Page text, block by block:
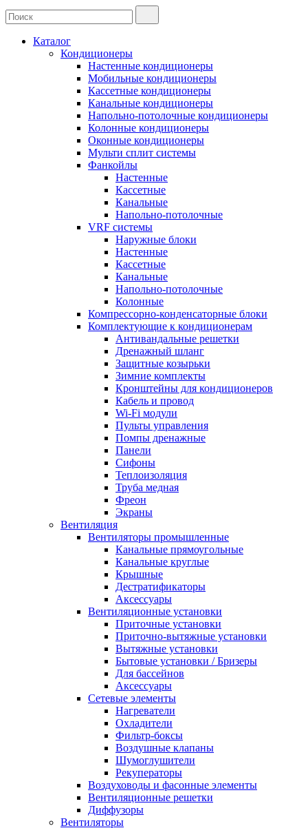
Каталог
Кондиционеры
Настенные кондиционеры
Мобильные кондиционеры
Кассетные кондиционеры
Канальные кондиционеры
Напольно-потолочные кондиционеры
Колонные кондиционеры
Оконные кондиционеры
Мульти сплит системы
Фанкойлы
Настенные
Кассетные
Канальные
Напольно-потолочные
VRF системы
Наружные блоки
Настенные
Кассетные
Канальные
Напольно-потолочные
Колонные
Компрессорно-конденсаторные блоки
Комплектующие к кондиционерам
Антивандальные решетки
Дренажный шланг
Защитные козырьки
Зимние комплекты
Кронштейны для кондиционеров
Кабель и провод
Wi-Fi модули
Пульты управления
Помпы дренажные
Панели
Сифоны
Теплоизоляция
Труба медная
Фреон
Экраны
Вентиляция
Вентиляторы промышленные
Канальные прямоугольные
Канальные круглые
Крышные
Дестратификаторы
Аксессуары
Вентиляционные установки
Приточные установки
Приточно-вытяжные установки
Вытяжные установки
Бытовые установки / Бризеры
Для бассейнов
Аксессуары
Сетевые элементы
Нагреватели
Охладители
Фильтр-боксы
Воздушные клапаны
Шумоглушители
Рекуператоры
Воздуховоды и фасонные элементы
Вентиляционные решетки
Диффузоры
Вентиляторы